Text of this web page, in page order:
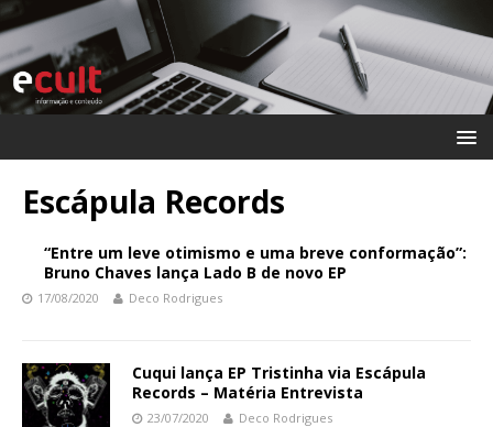
Escápula Records
“Entre um leve otimismo e uma breve conformação”:
Bruno Chaves lança Lado B de novo EP
17/08/2020 Deco Rodrigues
Cuqui lança EP Tristinha via Escápula
Records – Matéria Entrevista
23/07/2020 Deco Rodrigues